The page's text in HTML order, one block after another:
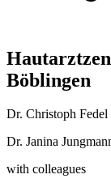
Böblingen
Dr. Christoph Fedel
Dr. Janina
with colleagues